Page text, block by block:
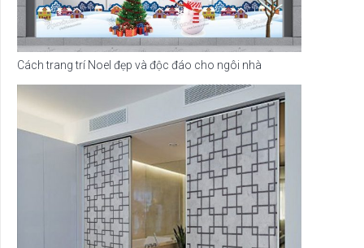
Cách trang trí Noel đẹp và độc đáo cho ngôi nhà